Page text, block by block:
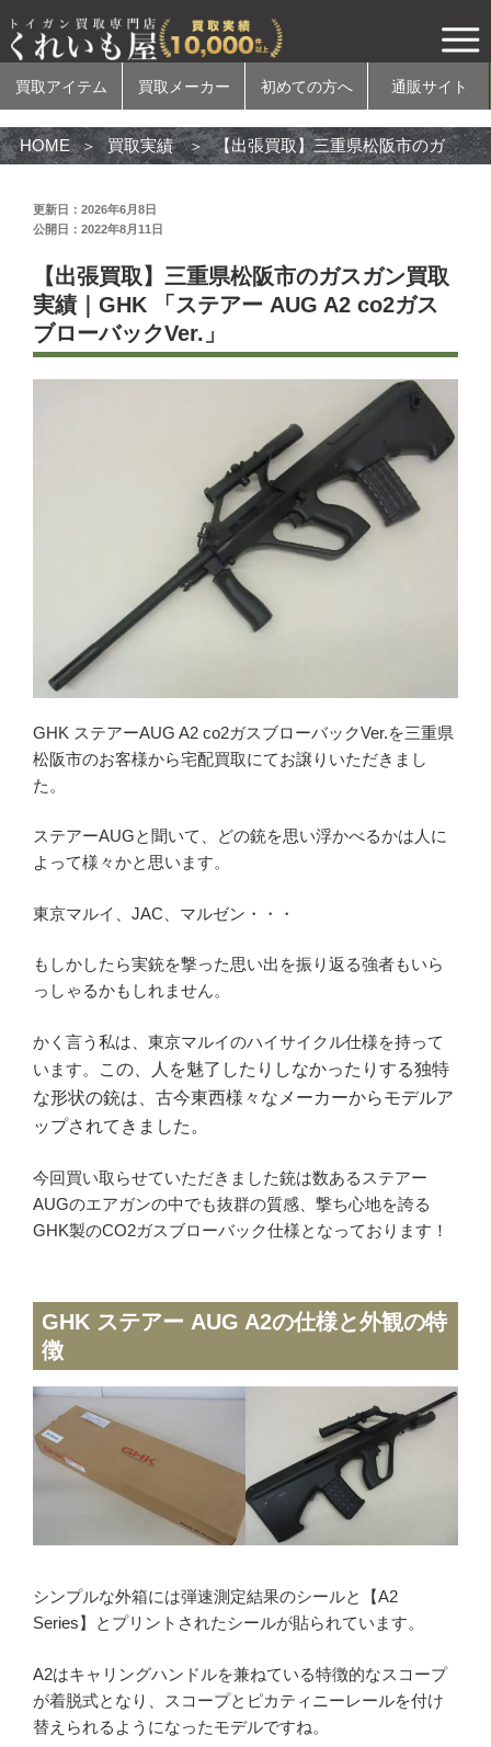
買取アイテム 買取メーカー 初めての方へ 通販サイト
買取アイテム
電動ガン
ガスガン
ミリタリーグッズ
日本刀・模造刀
アーチェリー
アウトドア用品
買取メーカー
東京マルイ
マルゼン
ウエスタンアームズ
タナカワークス
MGC
ホビーフィックス
KRYTAC
VFC
G&G
松栄製作所
買取実績
ご利用案内
ご利用が初めての方へ
宅配買取の流れ
出張買取の流れ
遺品買取
よくある質問
関東・関西エリアの出張買取強化中！
HOME 買取実績 【出張買取】三重県松阪市のガスガン買取実績｜GHK 「ステアー AUG A2 co2ガスブローバックVer.」
更新日：2026年6月8日
公開日：2022年8月11日
【出張買取】三重県松阪市のガスガン買取
実績｜GHK 「ステアー AUG A2 co2ガス
ブローバックVer.」
GHK ステアーAUG A2 co2ガスブローバックVer.を三重県
松阪市のお客様から宅配買取にてお譲りいただきまし
た。
ステアーAUGと聞いて、どの銃を思い浮かべるかは人に
よって様々かと思います。
東京マルイ、JAC、マルゼン・・・
もしかしたら実銃を撃った思い出を振り返る強者もいら
っしゃるかもしれません。
かく言う私は、東京マルイのハイサイクル仕様を持って
います。
この、人を魅了したりしなかったりする独特
な形状の銃は、古今東西様々なメーカーからモデルア
ップされてきました。
今回買い取らせていただきました銃は数あるステアー
AUGのエアガンの中でも抜群の質感、撃ち心地を誇る
GHK製のCO2ガスブローバック仕様となっております！
GHK ステアー AUG A2の仕様と外観の特
徴
シンプルな外箱には弾速測定結果のシールと【A2
Series】とプリントされたシールが貼られています。
A2はキャリングハンドルを兼ねている特徴的なスコープ
が着脱式となり、スコープとピカティニーレールを付け
替えられるようになったモデルですね。